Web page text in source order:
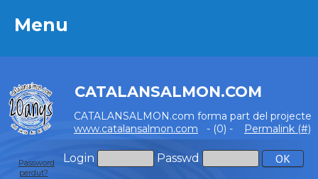
Menu
CATALANSALMON.COM
CATALANSALMON.com forma part del projecte
www.catalansalmon.com - (0) - Permalink (#)
Login Passwd
Password
perdut?
Menu